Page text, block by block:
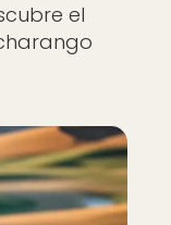
el